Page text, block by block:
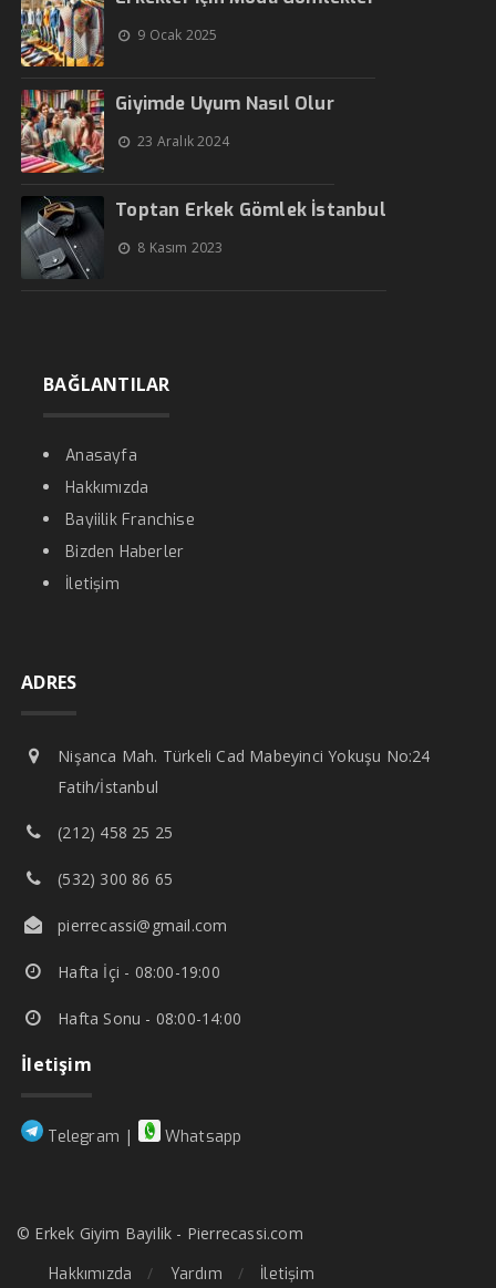
9 Ocak 2025
Giyimde Uyum Nasıl Olur
23 Aralık 2024
Toptan Erkek Gömlek İstanbul
8 Kasım 2023
BAĞLANTILAR
Anasayfa
Hakkımızda
Bayiilik Franchise
Bizden Haberler
İletişim
ADRES
Nişanca Mah. Türkeli Cad Mabeyinci Yokuşu No:24
Fatih/İstanbul
(212) 458 25 25
(532) 300 86 65
pierrecassi@gmail.com
Hafta İçi - 08:00-19:00
Hafta Sonu - 08:00-14:00
İletişim
Telegram | Whatsapp
© Erkek Giyim Bayilik - Pierrecassi.com
Hakkımızda
Yardım İletişim